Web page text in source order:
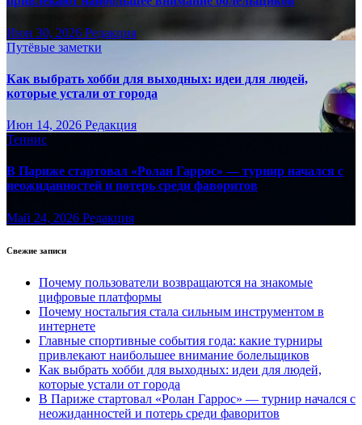
Июн 30, 2026 Редакция
Путёвые заметки
Как выбрать хобби для выходных: идеи для людей,
которые устали от города
Июн 14, 2026 Редакция
Теннис
В Париже стартовал «Ролан Гаррос» — турнир начался с
неожиданностей и потерь среди фаворитов
Май 24, 2026 Редакция
Свежие записи
Почему пользователи возвращаются на знакомые
цифровые платформы
Почему ностальгия стала сильным инструментом в
интернете
Главные спортивные события года: какие турниры
привлекают наибольшее внимание болельщиков
Как выбрать хобби для выходных: идеи для людей,
которые устали от города
В Париже стартовал «Ролан Гаррос» — турнир начался с
неожиданностей и потерь среди фаворитов